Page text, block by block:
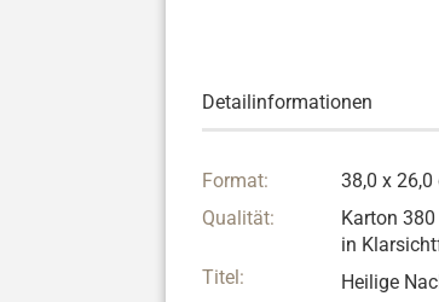
Detailinformationen
Format:
Qualität:
Titel:
38,0 x 26,0
Karton
in
Heilige